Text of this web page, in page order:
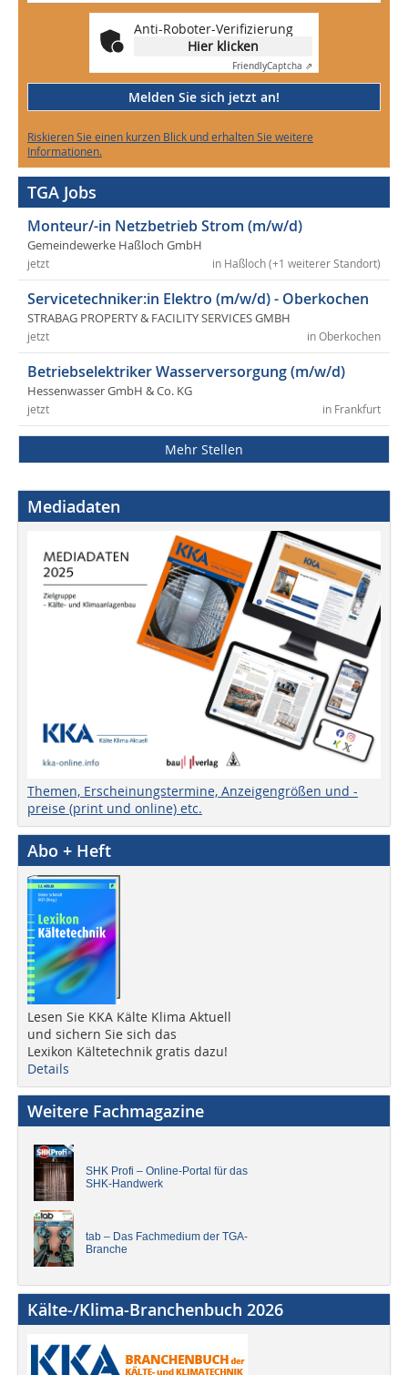
Anti-Roboter-Verifizierung
Hier klicken
FriendlyCaptcha ⇗
Melden Sie sich jetzt an!
Riskieren Sie einen kurzen Blick und erhalten Sie weitere
Informationen.
TGA Jobs
Monteur/-in Netzbetrieb Strom (m/w/d)
Gemeindewerke Haßloch GmbH
in Haßloch (+1 weiterer Standort)
jetzt
Servicetechniker:in Elektro (m/w/d) - Oberkochen
STRABAG PROPERTY & FACILITY SERVICES GMBH
in Oberkochen
jetzt
Betriebselektriker Wasserversorgung (m/w/d)
Hessenwasser GmbH & Co. KG
in Frankfurt
jetzt
Mehr Stellen
Mediadaten
Themen, Erscheinungstermine, Anzeigengrößen und -
preise (print und online) etc.
Abo + Heft
Lesen Sie KKA Kälte Klima Aktuell
und sichern Sie sich das
Lexikon Kältetechnik gratis dazu!
Details
Weitere Fachmagazine
SHK Profi – Online-Portal für das
SHK-Handwerk
tab – Das Fachmedium der TGA-
Branche
Kälte-/Klima-Branchenbuch 2026